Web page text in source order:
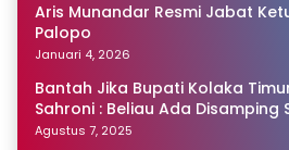
Aris Munandar Resmi Jabat
Palopo
Januari 4, 2026
Bantah Jika Bupati Kolaka
Sahroni : Beliau Ada Disamping
Agustus 7, 2025